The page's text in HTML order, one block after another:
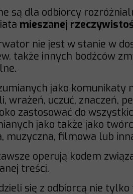
są dla odbiorcy
mieszanej
nie jest w stanie w
także innych bodźców
jako komunikaty
uczuć, znaczeń,
zastosować do
jako także jako
filmowa lub
operują kodem
treści.
się z odbiorcą nie